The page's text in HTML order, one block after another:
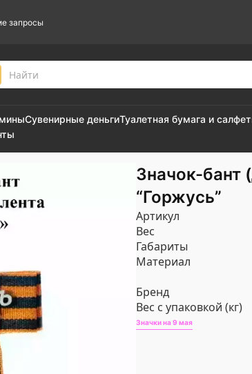
запросы
Сувенирные деньгиТуалетная бумага и
Значок-бант
“Горжусь”
Артикул
Вес
Габариты
Материал
Бренд
Вес с упаковкой (кг)
Значки на 9 мая